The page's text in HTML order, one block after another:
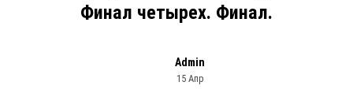
Финал четырех. Финал.
Admin
15 Апр